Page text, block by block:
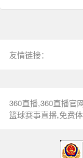
友情链接：
360直播,360直播官
篮球赛事直播,免费